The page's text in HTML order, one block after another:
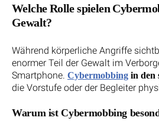
Welche Rolle spielen
Gewalt?
Während körperliche Angriffe
enormer Teil der Gewalt im
Smartphone. Cybermobbing in den
die Vorstufe oder der Begleiter
Warum ist Cybermobbing